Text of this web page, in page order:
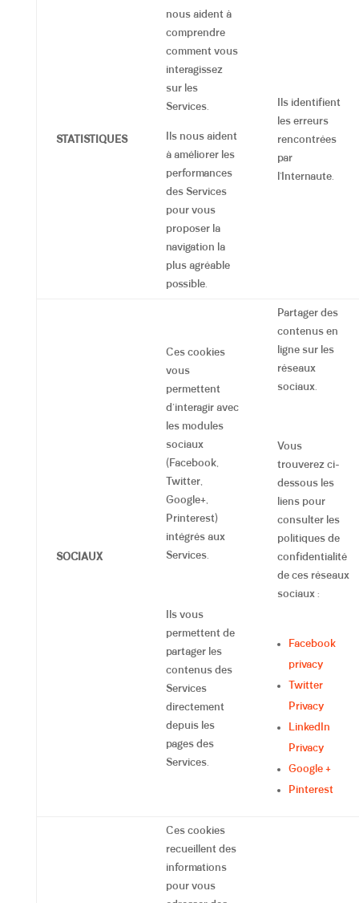
STATISTIQUES
nous aident à
comprendre
comment vous
interagissez
sur les
Services.
Ils nous aident
à améliorer les
performances
des Services
pour vous
proposer la
navigation la
plus agréable
possible.
Ils identifient
les erreurs
rencontrées
par
l’Internaute.
SOCIAUX
Ces cookies
vous
permettent
d’interagir avec
les modules
sociaux
(Facebook,
Twitter,
Google+,
Printerest)
intégrés aux
Services.
Ils vous
permettent de
partager les
contenus des
Services
directement
depuis les
pages des
Services.
Partager des
contenus en
ligne sur les
réseaux
sociaux.
Vous
trouverez ci-
dessous les
liens pour
consulter les
politiques de
confidentialité
de ces réseaux
sociaux :
Facebook
privacy
Twitter
Privacy
LinkedIn
Privacy
Google +
Pinterest
Ces cookies
recueillent des
informations
pour vous